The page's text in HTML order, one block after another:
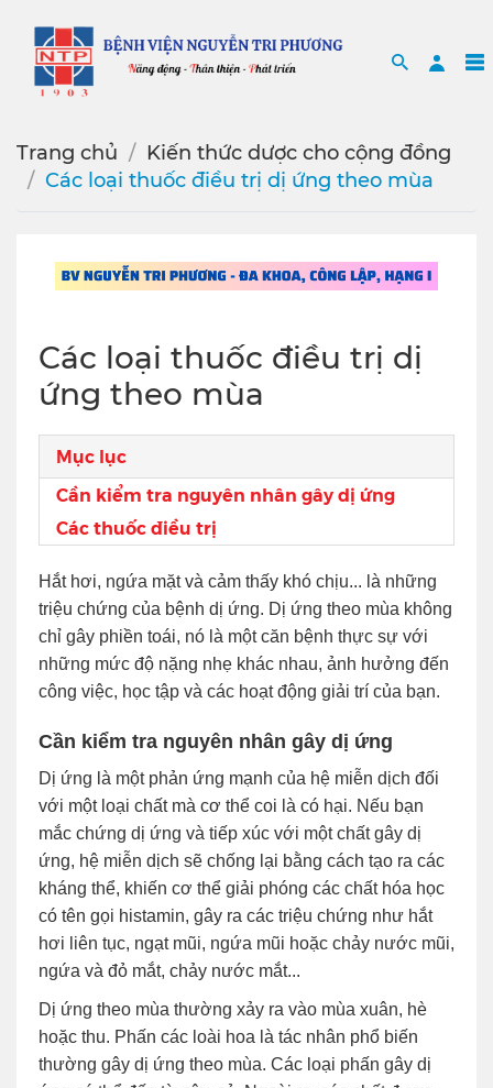
Search
Trang chủ
Kiến thức dược cho cộng đồng
Các loại thuốc điều trị dị ứng theo mùa
Các loại thuốc điều trị dị
ứng theo mùa
Mục lục
Cần kiểm tra nguyên nhân gây dị ứng
Các thuốc điều trị
Hắt hơi, ngứa mặt và cảm thấy khó chịu... là những
triệu chứng của bệnh dị ứng. Dị ứng theo mùa không
chỉ gây phiền toái, nó là một căn bệnh thực sự với
những mức độ nặng nhẹ khác nhau, ảnh hưởng đến
công việc, học tập và các hoạt động giải trí của bạn.
Cần kiểm tra nguyên nhân gây dị ứng
Dị ứng là một phản ứng mạnh của hệ miễn dịch đối
với một loại chất mà cơ thể coi là có hại. Nếu bạn
mắc chứng dị ứng và tiếp xúc với một chất gây dị
ứng, hệ miễn dịch sẽ chống lại bằng cách tạo ra các
kháng thể, khiến cơ thể giải phóng các chất hóa học
có tên gọi histamin, gây ra các triệu chứng như hắt
hơi liên tục, ngạt mũi, ngứa mũi hoặc chảy nước mũi,
ngứa và đỏ mắt, chảy nước mắt...
Dị ứng theo mùa thường xảy ra vào mùa xuân, hè
hoặc thu. Phấn các loài hoa là tác nhân phổ biến
thường gây dị ứng theo mùa. Các loại phấn gây dị